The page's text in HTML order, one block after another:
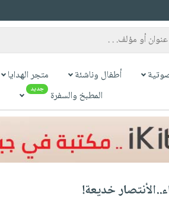
أطفال وناشئة متجر الهدايا
المطبخ والسفرة جديد
خديعة!